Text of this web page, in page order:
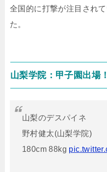
全国的に打撃が注目され
た。
山梨学院：甲子園出場！
山梨のデスパイネ
野村健太(山梨学院)
180cm 88kg